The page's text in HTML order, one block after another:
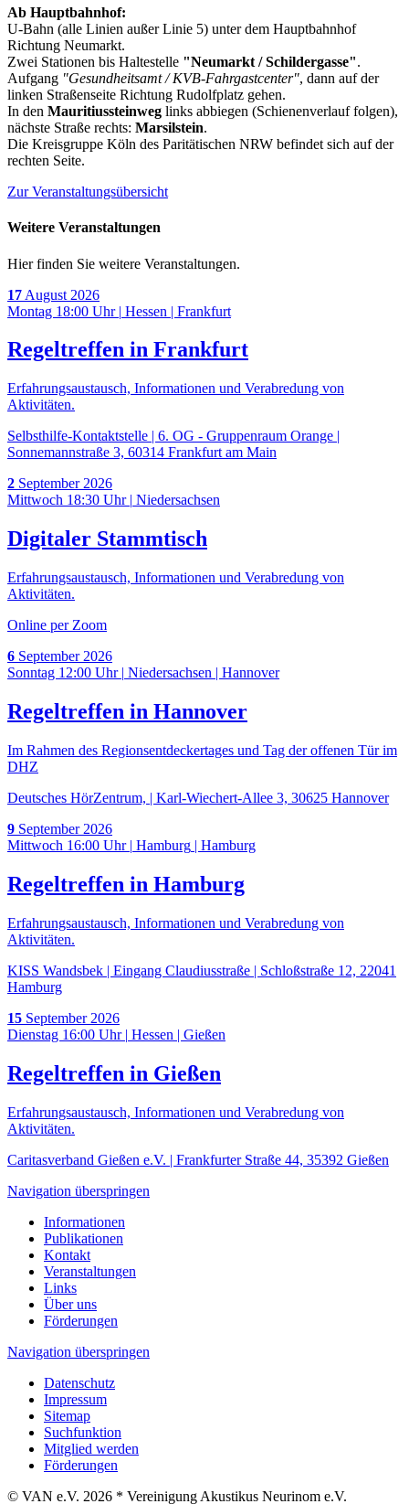
Ab Hauptbahnhof:
U-Bahn (alle Linien außer Linie 5) unter dem Hauptbahnhof
Richtung Neumarkt.
Zwei Stationen bis Haltestelle "Neumarkt / Schildergasse".
Aufgang "Gesundheitsamt / KVB-Fahrgastcenter", dann auf der
linken Straßenseite Richtung Rudolfplatz gehen.
In den Mauritiussteinweg links abbiegen (Schienenverlauf folgen),
nächste Straße rechts: Marsilstein.
Die Kreisgruppe Köln des Paritätischen NRW befindet sich auf der
rechten Seite.
Zur Veranstaltungsübersicht
Weitere Veranstaltungen
Hier finden Sie weitere Veranstaltungen.
17 August 2026
Montag 18:00 Uhr | Hessen | Frankfurt
Regeltreffen in Frankfurt
Erfahrungsaustausch, Informationen und Verabredung von
Aktivitäten.
Selbsthilfe-Kontaktstelle | 6. OG - Gruppenraum Orange |
Sonnemannstraße 3, 60314 Frankfurt am Main
2 September 2026
Mittwoch 18:30 Uhr | Niedersachsen
Digitaler Stammtisch
Erfahrungsaustausch, Informationen und Verabredung von
Aktivitäten.
Online per Zoom
6 September 2026
Sonntag 12:00 Uhr | Niedersachsen | Hannover
Regeltreffen in Hannover
Im Rahmen des Regionsentdeckertages und Tag der offenen Tür im
DHZ
Deutsches HörZentrum, | Karl-Wiechert-Allee 3, 30625 Hannover
9 September 2026
Mittwoch 16:00 Uhr | Hamburg | Hamburg
Regeltreffen in Hamburg
Erfahrungsaustausch, Informationen und Verabredung von
Aktivitäten.
KISS Wandsbek | Eingang Claudiusstraße | Schloßstraße 12, 22041
Hamburg
15 September 2026
Dienstag 16:00 Uhr | Hessen | Gießen
Regeltreffen in Gießen
Erfahrungsaustausch, Informationen und Verabredung von
Aktivitäten.
Caritasverband Gießen e.V. | Frankfurter Straße 44, 35392 Gießen
Navigation überspringen
Informationen
Publikationen
Kontakt
Veranstaltungen
Links
Über uns
Förderungen
Navigation überspringen
Datenschutz
Impressum
Sitemap
Suchfunktion
Mitglied werden
Förderungen
© VAN e.V. 2026 * Vereinigung Akustikus Neurinom e.V.